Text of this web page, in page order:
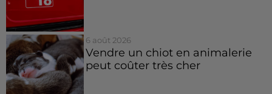
6 août 2026
Vendre un chiot en animalerie
peut coûter très cher